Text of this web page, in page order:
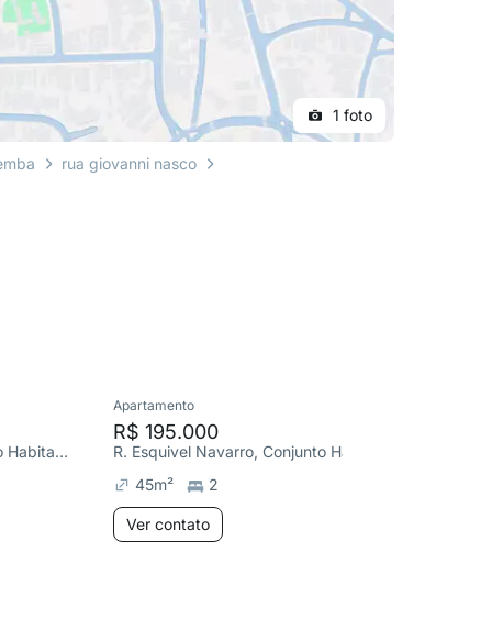
1 foto
rua giovanni nasco
R. Giovanni Nasco, Conjunto Habitacional Teotonio Vilela
Apartamento
R$ 195.000
45m² 2
Ver contato